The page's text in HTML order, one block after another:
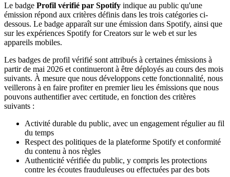
Le badge Profil vérifié par Spotify indique au public qu'une
émission répond aux critères définis dans les trois catégories ci-
dessous. Le badge apparaît sur une émission dans Spotify, ainsi que
sur les expériences Spotify for Creators sur le web et sur les
appareils mobiles.
Les badges de profil vérifié sont attribués à certaines émissions à
partir de mai 2026 et continueront à être déployés au cours des mois
suivants. À mesure que nous développons cette fonctionnalité, nous
veillerons à en faire profiter en premier lieu les émissions que nous
pouvons authentifier avec certitude, en fonction des critères
suivants :
Activité durable du public, avec un engagement régulier au fil
du temps
Respect des politiques de la plateforme Spotify et conformité
du contenu à nos règles
Authenticité vérifiée du public, y compris les protections
contre les écoutes frauduleuses ou effectuées par des bots